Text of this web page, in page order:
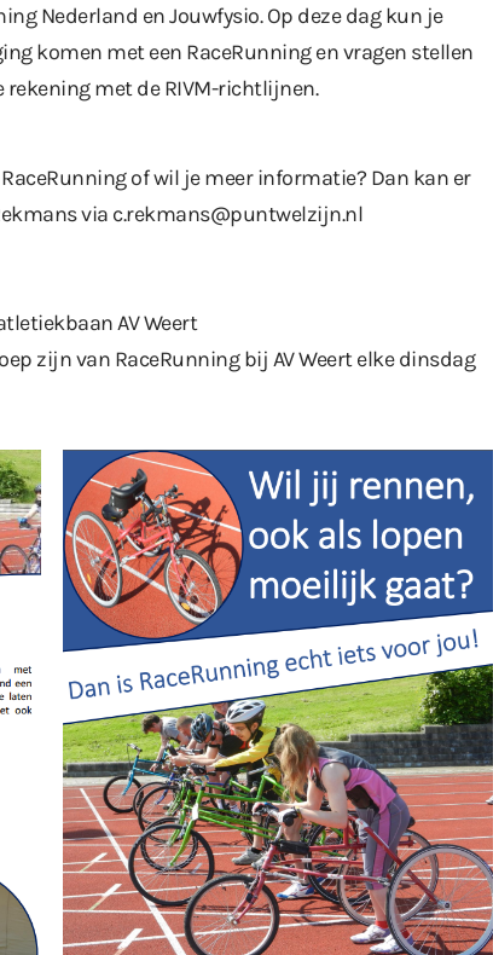
Nederland en Jouwfysio. Op deze dag kun je
komen met een RaceRunning en vragen stellen
rekening met de RIVM-richtlijnen.
of wil je meer informatie? Dan kan er
via c.rekmans@puntwelzijn.nl
AV Weert
zijn van RaceRunning bij AV Weert elke dinsdag